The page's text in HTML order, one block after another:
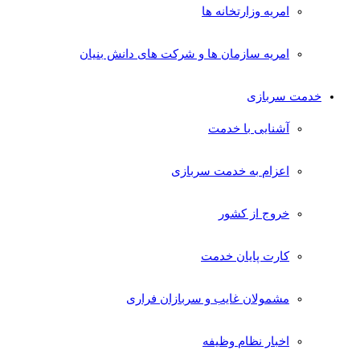
امریه وزارتخانه ها
امریه سازمان ها و شرکت های دانش بنیان
خدمت سربازی
آشنایی با خدمت
اعزام به خدمت سربازی
خروج از کشور
کارت پایان خدمت
مشمولان غایب و سربازان فراری
اخبار نظام وظیفه